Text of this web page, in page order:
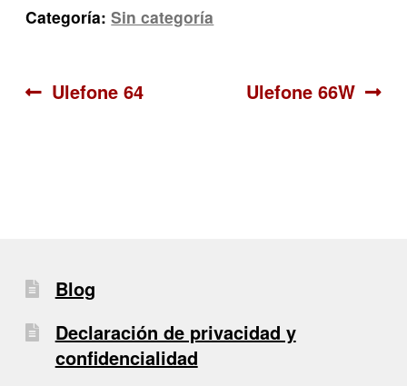
Categoría:Sin categoría
Navegación
Anterior:
Ulefone 64 Siguiente:
Ulefone 66W
Blog
Declaración de privacidad y
confidencialidad